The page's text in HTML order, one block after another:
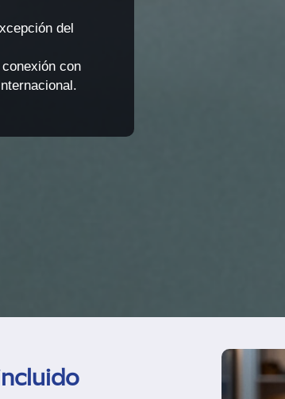
del
con